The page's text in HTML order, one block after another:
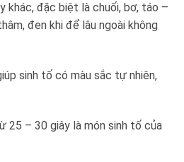
khác, đặc biệt là chuối, bơ, táo –
đen khi để lâu ngoài không
sinh tố có màu sắc tự nhiên,
25 – 30 giây là món sinh tố của